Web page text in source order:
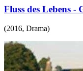
Fluss des Lebens -
(2016, Drama)